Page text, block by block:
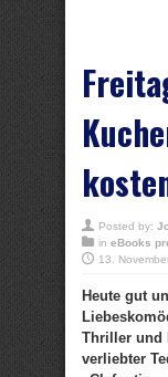
Posted by:
in eBooks
13.
Heute gut
Thriller und
verliebter